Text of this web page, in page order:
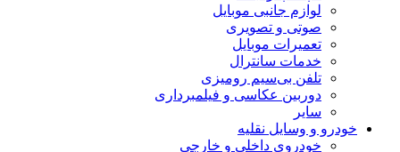
لوازم جانبی موبایل
صوتی و تصویری
تعمیرات موبایل
خدمات سانترال
تلفن بی‌سیم رومیزی
دوربین عکاسی و فیلمبرداری
سایر
خودرو و وسایل نقلیه
خودروی داخلی و خارجی